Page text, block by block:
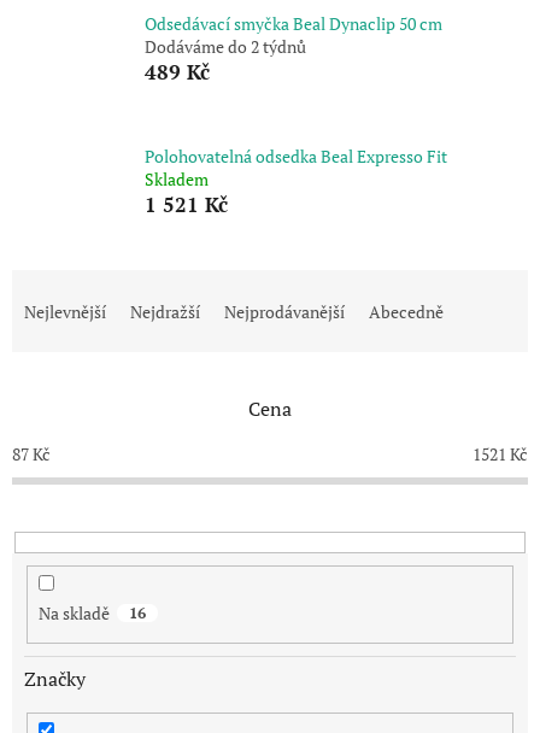
Odsedávací smyčka Beal Dynaclip 50 cm
Dodáváme do 2 týdnů
489 Kč
Polohovatelná odsedka Beal Expresso Fit
Skladem
1 521 Kč
p
r
o
u
Nejlevnější Nejdražší Nejprodávanější Abecedně
Cena
87Kč 1521 Kč
Na skladě 16
Značky